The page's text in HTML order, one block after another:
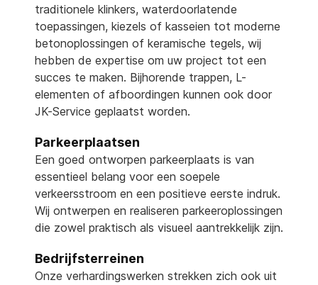
traditionele klinkers, waterdoorlatende
toepassingen, kiezels of kasseien tot moderne
betonoplossingen of keramische tegels, wij
hebben de expertise om uw project tot een
succes te maken. Bijhorende trappen, L-
elementen of afboordingen kunnen ook door
JK-Service geplaatst worden.
Parkeerplaatsen
Een goed ontworpen parkeerplaats is van
essentieel belang voor een soepele
verkeersstroom en een positieve eerste indruk.
Wij ontwerpen en realiseren parkeeroplossingen
die zowel praktisch als visueel aantrekkelijk zijn.
Bedrijfsterreinen
Onze verhardingswerken strekken zich ook uit